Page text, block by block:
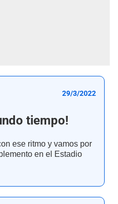
29/3/2022
tiempo!
ese ritmo y vamos por
en el Estadio